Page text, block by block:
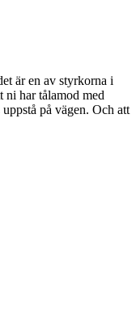
är en av styrkorna i
ni har tålamod med
på vägen. Och att